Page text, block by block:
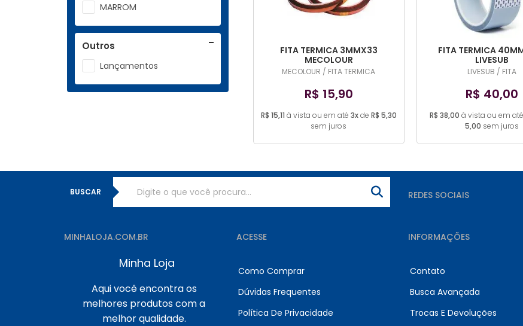
MARROM
Outros
Lançamentos
FITA TERMICA 3MMX33
MECOLOUR
MECOLOUR / FITA TERMICA
R$ 15,90
R$ 15,11 à vista ou em até 3xde R$ 5,30
sem juros
FITA TERMICA
LIVESUB
LIVESUB / FITA
R$ 40,00
R$ 38,00 à vista ou em até
5,00 sem juros
BUSCAR REDES SOCIAIS
MINHALOJA.COM.BR
Minha Loja
Aqui você encontra os
melhores produtos com a
melhor qualidade.
ACESSE
Como Comprar
Dúvidas Frequentes
Política De Privacidade
INFORMAÇÕES
Contato
Busca Avançada
Trocas E Devoluções